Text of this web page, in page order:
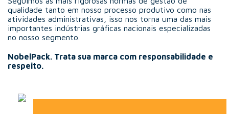
qualidade tanto em nosso processo produtivo como nas
atividades administrativas, isso nos torna uma das mais
importantes indústrias gráficas nacionais especializadas
no nosso segmento.
NobelPack. Trata sua marca com responsabilidade e
respeito.